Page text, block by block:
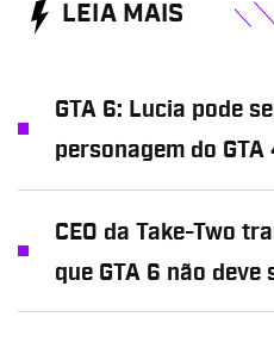
LEIA MAIS
GTA 6: Lucia pode
personagem do GTA
CEO da Take-Two
que GTA 6 não deve